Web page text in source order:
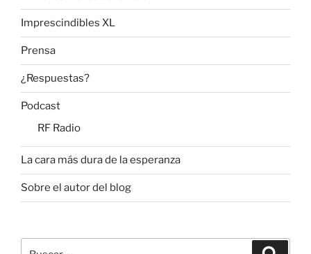
Imprescindibles XL
Prensa
¿Respuestas?
Podcast
RF Radio
La cara más dura de la esperanza
Sobre el autor del blog